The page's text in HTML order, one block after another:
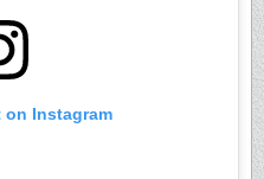
Instagram